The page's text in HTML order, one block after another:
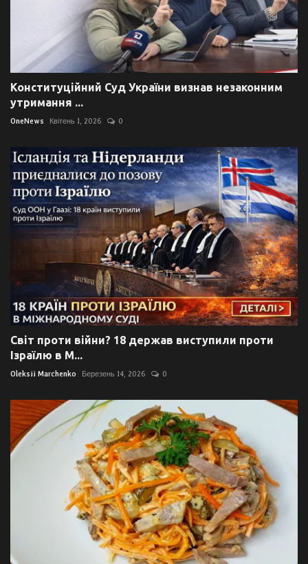
Конституційний Суд України визнав незаконним
утримання ...
OneNews Квітень 1, 2026 0
Світ проти війни? 18 держав виступили проти
Ізраїлю в М...
Oleksii Marchenko Березень 14, 2026 0